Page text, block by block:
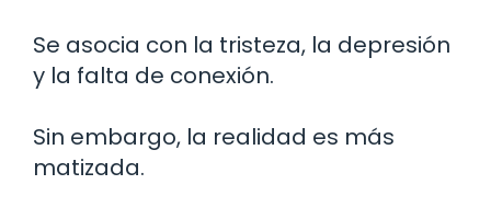
Se asocia con la tristeza, la depresión
y la falta de conexión.
Sin embargo, la realidad es más
matizada.